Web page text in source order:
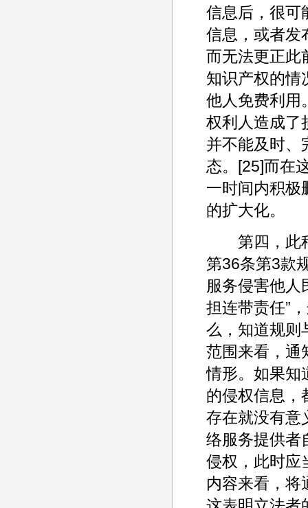
信息后，很可
信息，或者发
而无法更正此
知识产权的情
他人免费利用
权利人造成了
并不能及时、
态。[25]而在
一时间内积极
的扩大化。
第四，此种
第36条第3款
服务侵害他人
担连带责任”
么，知道规则
范围来看，通
情形。如果知
的侵权信息，
存在就没有意
络服务提供者
侵权，此时应
内容来看，将